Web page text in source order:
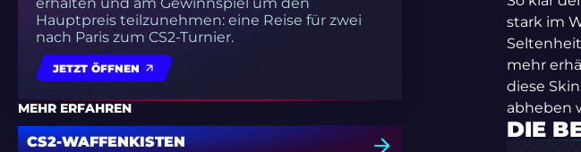
Hauptpreis teilzunehmen: eine Reise für zwei
nach Paris zum CS2-Turnier.
JETZT ÖFFNEN
MEHR ERFAHREN
CS2-WAFFENKISTEN
stark im
mehr
diese
abheben
DIE